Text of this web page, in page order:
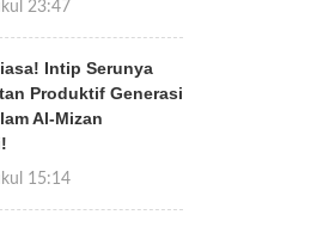
23:47
Intip Serunya
Produktif Generasi
Al-Mizan
15:14